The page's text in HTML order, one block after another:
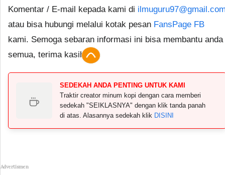
Komentar / E-mail kepada kami di
atau bisa hubungi melalui kotak pesan FansPage FB
kami. Semoga sebaran informasi ini bisa membantu anda
semua, terima kasih.
SEDEKAH ANDA PENTING UNTUK KAMI
Traktir creator minum kopi dengan cara memberi
sedekah "SEIKLASNYA" dengan klik tanda panah
di atas. Alasannya sedekah klik DISINI
Advertismen